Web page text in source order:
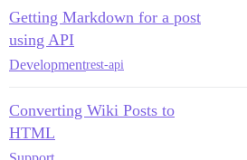
Getting Markdown for a post
using API
Developmentrest-api
Converting Wiki Posts to
HTML